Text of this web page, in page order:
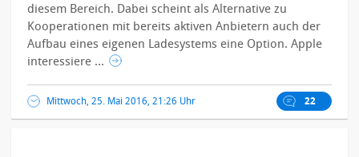
diesem Bereich. Dabei scheint als Alternative zu
Kooperationen mit bereits aktiven Anbietern auch der
Aufbau eines eigenen Ladesystems eine Option. Apple
interessiere ...
Mittwoch, 25. Mai 2016, 21:26 Uhr 22